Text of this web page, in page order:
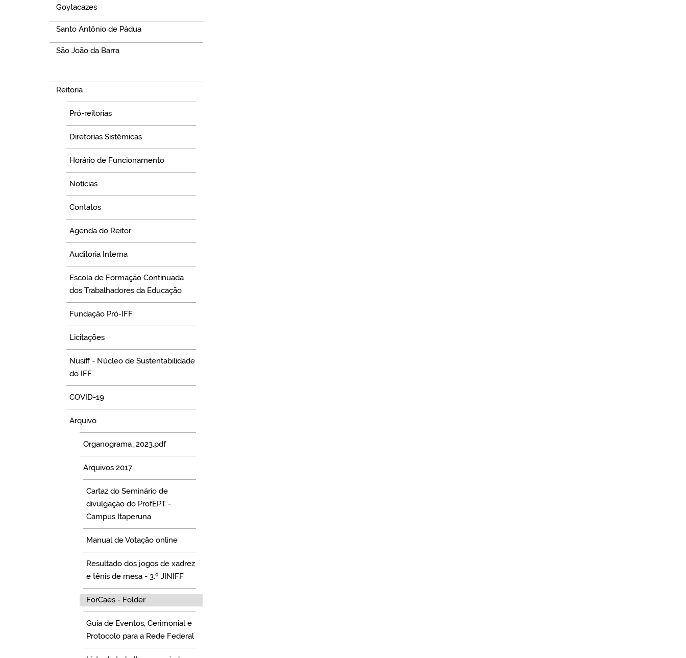
Goytacazes
Santo Antônio de Pádua
São João da Barra
Reitoria
Pró-reitorias
Diretorias Sistêmicas
Horário de Funcionamento
Notícias
Contatos
Agenda do Reitor
Auditoria Interna
Escola de Formação Continuada
dos Trabalhadores da Educação
Fundação Pró-IFF
Licitações
Nusiff - Núcleo de Sustentabilidade
do IFF
COVID-19
Arquivo
Organograma_2023.pdf
Arquivos 2017
Cartaz do Seminário de
divulgação do ProfEPT -
Campus Itaperuna
Manual de Votação online
Resultado dos jogos de xadrez
e tênis de mesa - 3.º JINIFF
ForCaes - Folder
Guia de Eventos, Cerimonial e
Protocolo para a Rede Federal